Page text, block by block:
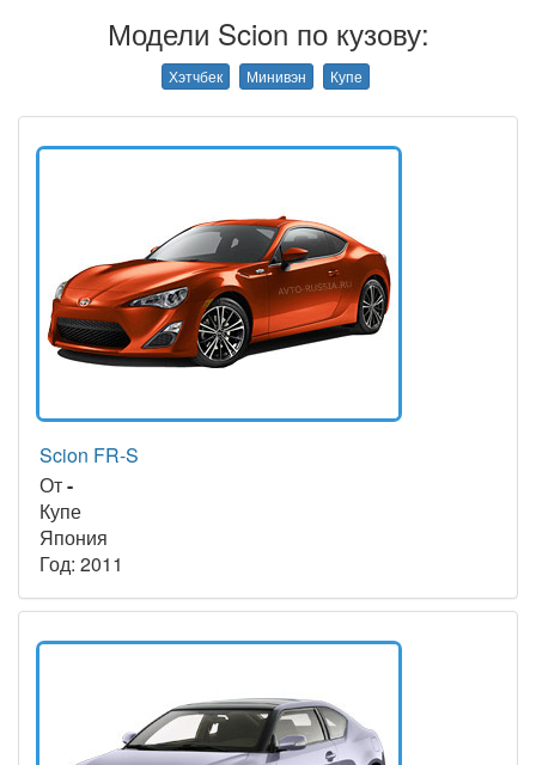
Модели Scion по кузову:
Хэтчбек Минивэн Купе
Scion FR-S
От-
Купе
Япония
Год: 2011